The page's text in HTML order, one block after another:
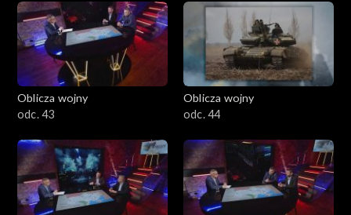
Oblicza wojny
odc. 43
Oblicza wojny
odc. 44